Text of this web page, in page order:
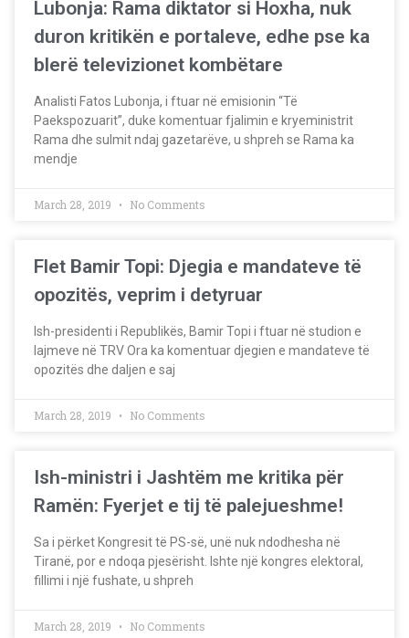
Lubonja: Rama diktator si Hoxha, nuk
duron kritikën e portaleve, edhe pse ka
blerë televizionet kombëtare
Analisti Fatos Lubonja, i ftuar në emisionin “Të
Paekspozuarit”, duke komentuar fjalimin e kryeministrit
Rama dhe sulmit ndaj gazetarëve, u shpreh se Rama ka
mendje
March 28, 2019 No Comments
Flet Bamir Topi: Djegia e mandateve të
opozitës, veprim i detyruar
Ish-presidenti i Republikës, Bamir Topi i ftuar në studion e
lajmeve në TRV Ora ka komentuar djegien e mandateve të
opozitës dhe daljen e saj
March 28, 2019 No Comments
Ish-ministri i Jashtëm me kritika për
Ramën: Fyerjet e tij të palejueshme!
Sa i përket Kongresit të PS-së, unë nuk ndodhesha në
Tiranë, por e ndoqa pjesërisht. Ishte një kongres elektoral,
fillimi i një fushate, u shpreh
March 28, 2019 No Comments